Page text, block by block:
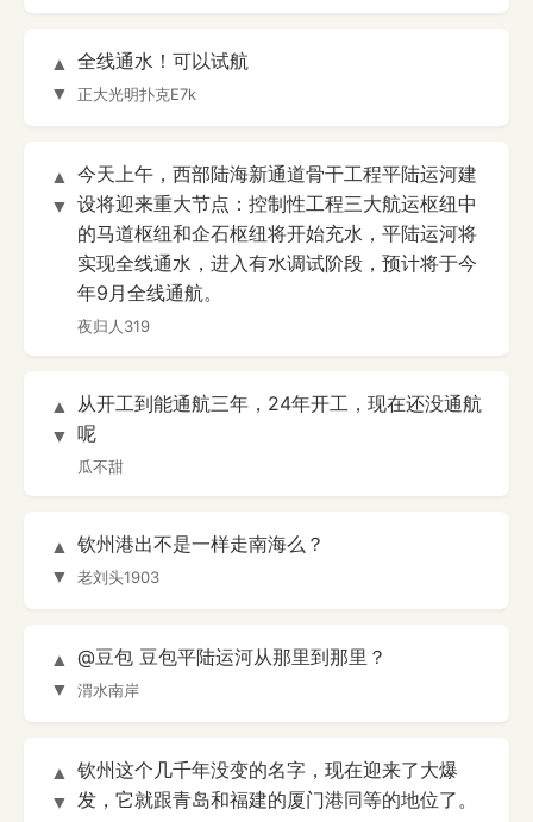
▲
▼
全线通水！可以试航
正大光明扑克E7k
▲
▼
今天上午，西部陆海新通道骨干工程平陆运河建
设将迎来重大节点：控制性工程三大航运枢纽中
的马道枢纽和企石枢纽将开始充水，平陆运河将
实现全线通水，进入有水调试阶段，预计将于今
年9月全线通航。
夜归人319
▲
▼
从开工到能通航三年，24年开工，现在还没通航
呢
瓜不甜
▲
▼
钦州港出不是一样走南海么？
老刘头1903
▲
▼
@豆包 豆包平陆运河从那里到那里？
渭水南岸
▲
▼
钦州这个几千年没变的名字，现在迎来了大爆
发，它就跟青岛和福建的厦门港同等的地位了。